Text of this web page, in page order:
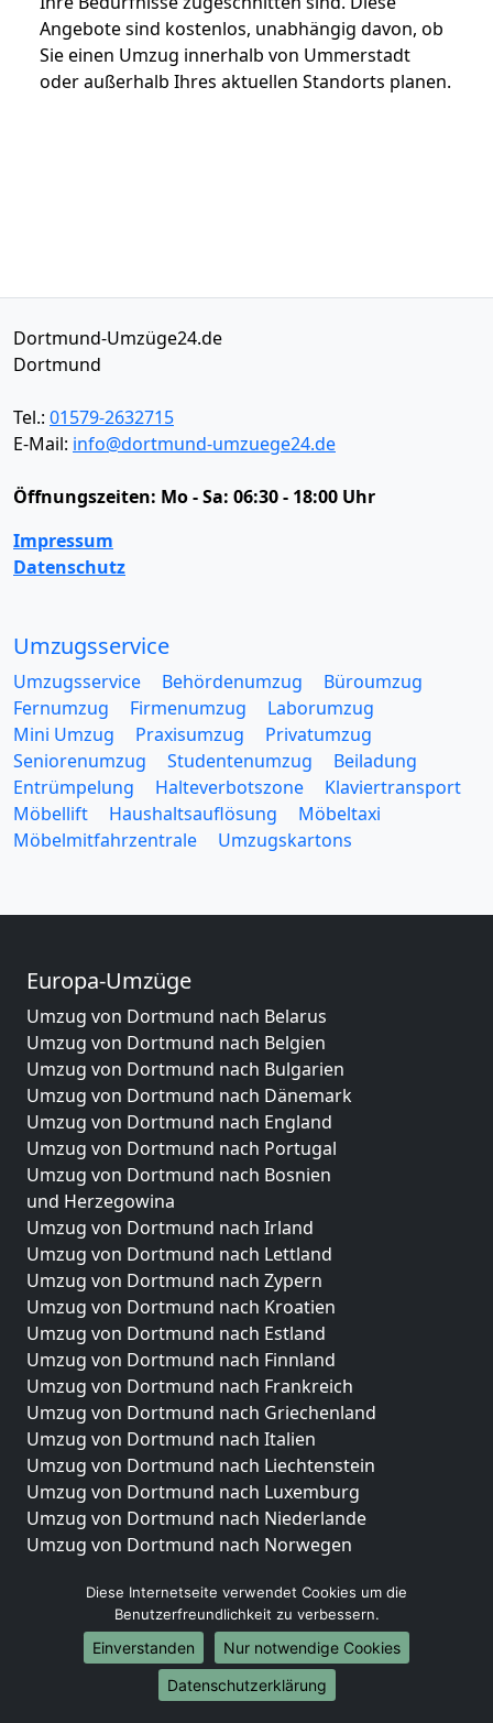
Angebote sind kostenlos, unabhängig davon, ob
Sie einen Umzug innerhalb von Ummerstadt
oder außerhalb Ihres aktuellen Standorts planen.
Dortmund-Umzüge24.de
Dortmund
Tel.: 01579-2632715
E-Mail: info@dortmund-umzuege24.de
Öffnungszeiten: Mo - Sa: 06:30 - 18:00 Uhr
Impressum
Datenschutz
Umzugsservice
Umzugsservice Behördenumzug
Büroumzug
Fernumzug
Firmenumzug
Laborumzug
Mini Umzug
Praxisumzug
Privatumzug
Seniorenumzug
Studentenumzug
Beiladung
Entrümpelung
Halteverbotszone
Klaviertransport
Möbellift
Haushaltsauflösung
Möbeltaxi
Möbelmitfahrzentrale
Umzugskartons
Europa-Umzüge
Umzug von Dortmund nach Belarus
Umzug von Dortmund nach Belgien
Umzug von Dortmund nach Bulgarien
Umzug von Dortmund nach Dänemark
Umzug von Dortmund nach England
Umzug von Dortmund nach Portugal
Umzug von Dortmund nach Bosnien
und Herzegowina
Umzug von Dortmund nach Irland
Umzug von Dortmund nach Lettland
Umzug von Dortmund nach Zypern
Umzug von Dortmund nach Kroatien
Umzug von Dortmund nach Estland
Umzug von Dortmund nach Finnland
Umzug von Dortmund nach Frankreich
Umzug von Dortmund nach Griechenland
Umzug von Dortmund nach Italien
Umzug von Dortmund nach Liechtenstein
Umzug von Dortmund nach Luxemburg
Umzug von Dortmund nach Niederlande
Umzug von Dortmund nach Norwegen
Umzüge-Deutschlandweit
Umzug von Dortmund nach Berlin
Umzug von Dortmund nach Hamburg
Umzug von Dortmund nach München
Umzug von Dortmund nach Köln
Diese Internetseite verwendet Cookies um die
Benutzerfreundlichkeit zu verbessern.
Einverstanden
Nur notwendige Cookies
Datenschutzerklärung